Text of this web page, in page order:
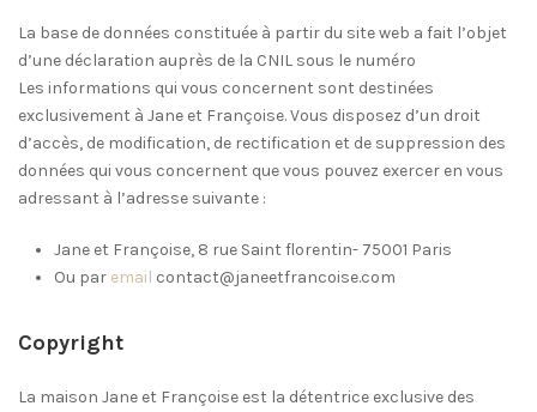
La base de données constituée à partir du site web a fait l’objet
d’une déclaration auprès de la CNIL sous le numéro
Les informations qui vous concernent sont destinées
exclusivement à Jane et Françoise. Vous disposez d’un droit
d’accès, de modification, de rectification et de suppression des
données qui vous concernent que vous pouvez exercer en vous
adressant à l’adresse suivante :
Jane et Françoise, 8 rue Saint florentin- 75001 Paris
Ou par email contact@janeetfrancoise.com
Copyright
La maison Jane et Françoise est la détentrice exclusive des